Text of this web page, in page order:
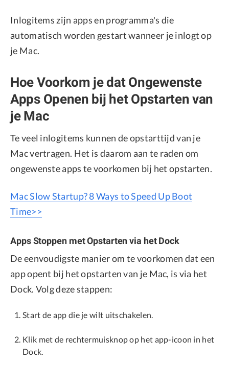
Inlogitems zijn apps en programma's die
automatisch worden gestart wanneer je inlogt op
je Mac.
Hoe Voorkom je dat Ongewenste
Apps Openen bij het Opstarten van
je Mac
Te veel inlogitems kunnen de opstarttijd van je
Mac vertragen. Het is daarom aan te raden om
ongewenste apps te voorkomen bij het opstarten.
Mac Slow Startup? 8 Ways to Speed Up Boot
Time>>
Apps Stoppen met Opstarten via het Dock
De eenvoudigste manier om te voorkomen dat een
app opent bij het opstarten van je Mac, is via het
Dock. Volg deze stappen:
Start de app die je wilt uitschakelen.
Klik met de rechtermuisknop op het app-icoon in het
Dock.